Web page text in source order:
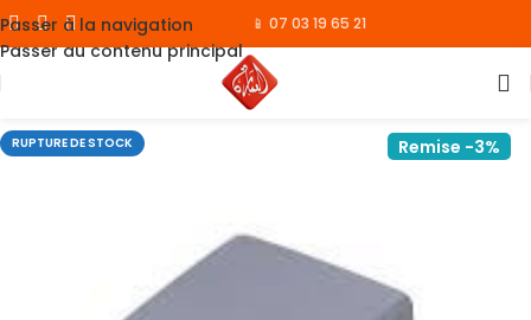
Passer à la navigation
Passer au contenu principal
📱 07 03 19 65 21
RUPTURE DE STOCK Remise -3%